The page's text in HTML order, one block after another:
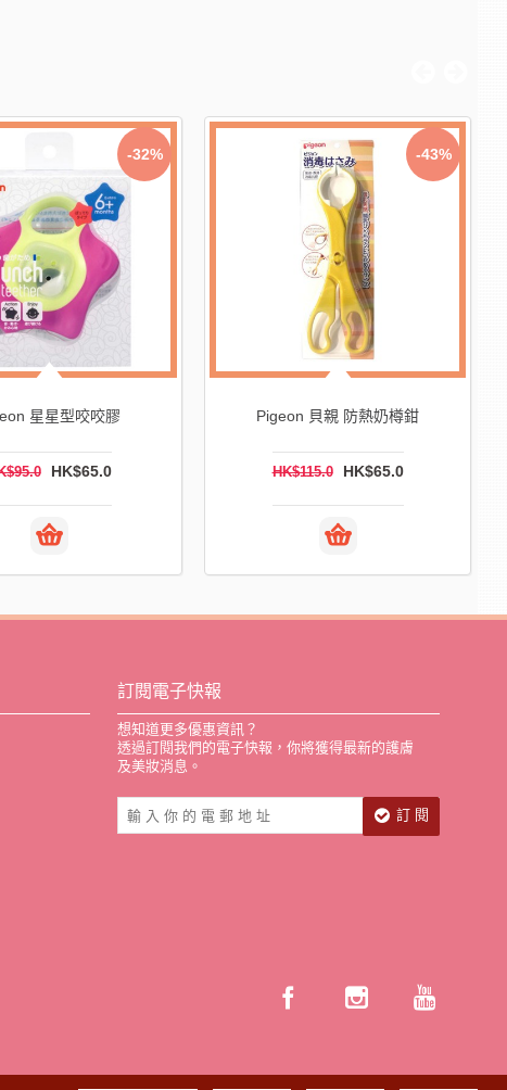
-43%
Pigeon 貝親 防熱奶樽鉗
HK$115.0 HK$65.0
-61%
(盤點激減) Pigeon 天使肥皂香味淋
浴濕紙巾 22枚入
HK$36.0 HK$14.0
訂閱電子快報
想知道更多優惠資訊？
透過訂閱我們的電子快報，你將獲得最新的護膚
及美妝消息。
訂 閱